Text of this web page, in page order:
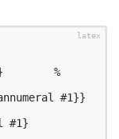
%
#1}}
#1}